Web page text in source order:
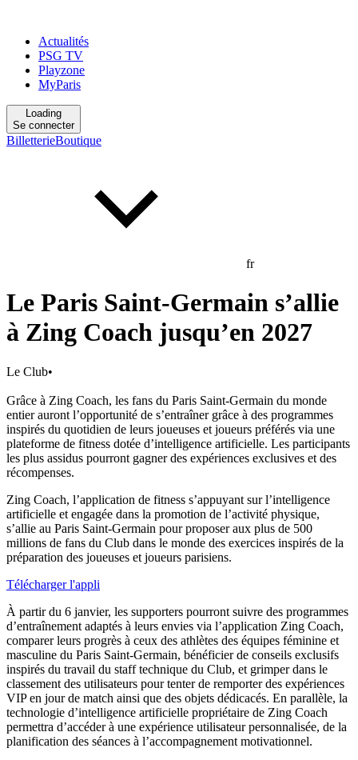
Actualités
PSG TV
Playzone
MyParis
Loading
Se connecter
BilletterieBoutique
fr
Le Paris Saint-Germain s’allie
à Zing Coach jusqu’en 2027
Le Club•
Grâce à Zing Coach, les fans du Paris Saint-Germain du monde
entier auront l’opportunité de s’entraîner grâce à des programmes
inspirés du quotidien de leurs joueuses et joueurs préférés via une
plateforme de fitness dotée d’intelligence artificielle. Les participants
les plus assidus pourront gagner des expériences exclusives et des
récompenses.
Zing Coach, l’application de fitness s’appuyant sur l’intelligence
artificielle et engagée dans la promotion de l’activité physique,
s’allie au Paris Saint-Germain pour proposer aux plus de 500
millions de fans du Club dans le monde des exercices inspirés de la
préparation des joueuses et joueurs parisiens.
Télécharger l'appli
À partir du 6 janvier, les supporters pourront suivre des programmes
d’entraînement adaptés à leurs envies via l’application Zing Coach,
comparer leurs progrès à ceux des athlètes des équipes féminine et
masculine du Paris Saint-Germain, bénéficier de conseils exclusifs
inspirés du travail du staff technique du Club, et grimper dans le
classement des utilisateurs pour tenter de remporter des expériences
VIP en jour de match ainsi que des objets dédicacés. En parallèle, la
technologie d’intelligence artificielle propriétaire de Zing Coach
permettra d’accéder à une expérience utilisateur personnalisée, de la
planification des séances à l’accompagnement motivationnel.